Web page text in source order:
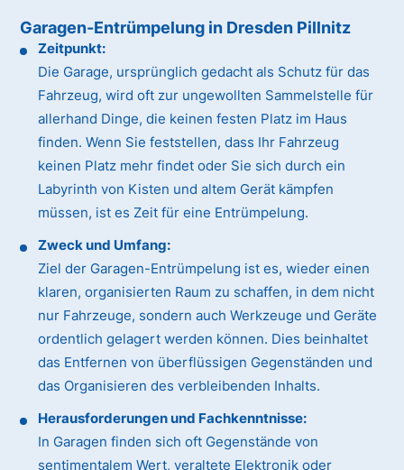
Garagen-Entrümpelung in Dresden Pillnitz
Zeitpunkt:
Die Garage, ursprünglich gedacht als Schutz für das
Fahrzeug, wird oft zur ungewollten Sammelstelle für
allerhand Dinge, die keinen festen Platz im Haus
finden. Wenn Sie feststellen, dass Ihr Fahrzeug
keinen Platz mehr findet oder Sie sich durch ein
Labyrinth von Kisten und altem Gerät kämpfen
müssen, ist es Zeit für eine Entrümpelung.
Zweck und Umfang:
Ziel der Garagen-Entrümpelung ist es, wieder einen
klaren, organisierten Raum zu schaffen, in dem nicht
nur Fahrzeuge, sondern auch Werkzeuge und Geräte
ordentlich gelagert werden können. Dies beinhaltet
das Entfernen von überflüssigen Gegenständen und
das Organisieren des verbleibenden Inhalts.
Herausforderungen und Fachkenntnisse:
In Garagen finden sich oft Gegenstände von
sentimentalem Wert, veraltete Elektronik oder